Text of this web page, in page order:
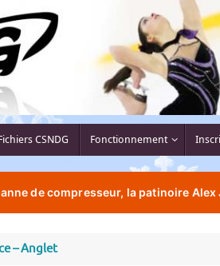
CSNDG Fonctionnement
de compresseur, la patinoire
– Anglet